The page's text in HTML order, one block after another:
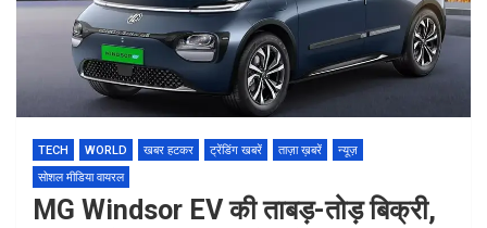
TECH WORLD खबर हटकर ट्रेंडिंग खबरें ताज़ा ख़बरें
न्यूज़
सोशल मीडिया वायरल
MG Windsor EV की ताबड़-तोड़ बिक्री,